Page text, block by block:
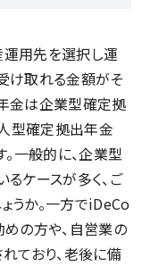
用先を選択し運
け取れる金額がそ
金は企業型確定拠
人型確定拠出年金
。一般的に、企業型
ケースが多く、ご
うか。一方でiDeCo
の方や、自営業の
ており、老後に備